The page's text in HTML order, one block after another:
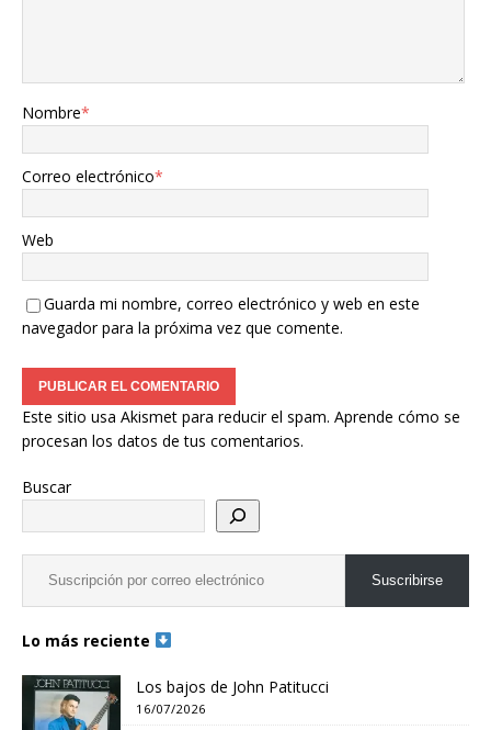
Nombre*
Correo electrónico*
Web
Guarda mi nombre, correo electrónico y web en este
navegador para la próxima vez que comente.
Este sitio usa Akismet para reducir el spam. Aprende cómo se
procesan los datos de tus comentarios.
Buscar
Suscribirse
Lo más reciente
Los bajos de John Patitucci
16/07/2026